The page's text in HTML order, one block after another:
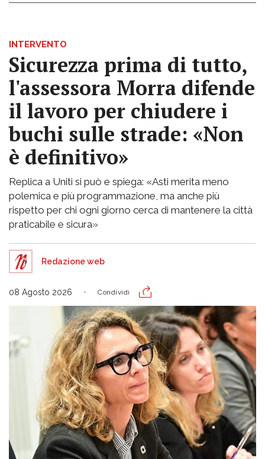
INTERVENTO
Sicurezza prima di tutto,
l'assessora Morra difende
il lavoro per chiudere i
buchi sulle strade: «Non
è definitivo»
Replica a Uniti si può e spiega: «Asti merita meno
polemica e più programmazione, ma anche più
rispetto per chi ogni giorno cerca di mantenere la città
praticabile e sicura»
Redazione web
08 Agosto 2026 Condividi